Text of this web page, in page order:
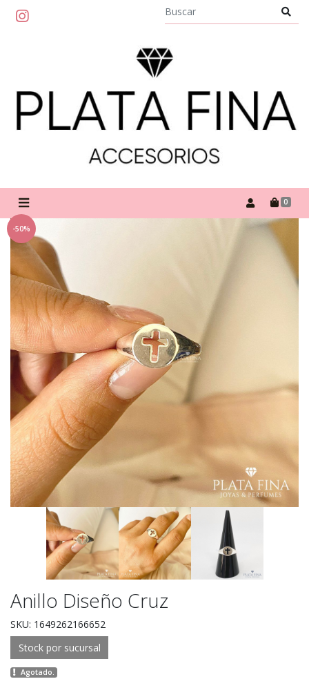
0
-50%
Anillo Diseño Cruz
SKU: 1649262166652
Stock por sucursal
Agotado.